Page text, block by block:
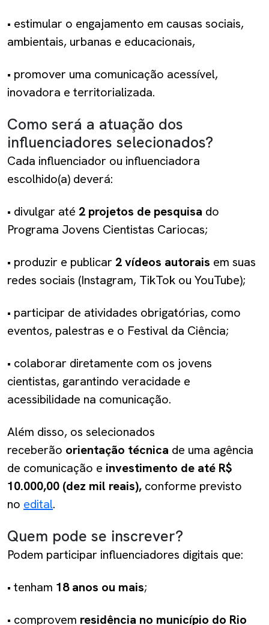
• estimular o engajamento em causas sociais,
ambientais, urbanas e educacionais,
• promover uma comunicação acessível,
inovadora e territorializada.
Como será a atuação dos
influenciadores selecionados?
Cada influenciador ou influenciadora
escolhido(a) deverá:
• divulgar até 2 projetos de pesquisa do
Programa Jovens Cientistas Cariocas;
• produzir e publicar 2 vídeos autorais em suas
redes sociais (Instagram, TikTok ou YouTube);
• participar de atividades obrigatórias, como
eventos, palestras e o Festival da Ciência;
• colaborar diretamente com os jovens
cientistas, garantindo veracidade e
acessibilidade na comunicação.
Além disso, os selecionados
receberão orientação técnica de uma agência
de comunicação e investimento de até R$
10.000,00 (dez mil reais), conforme previsto
no edital.
Quem pode se inscrever?
Podem participar influenciadores digitais que:
• tenham 18 anos ou mais;
• comprovem residência no município do Rio